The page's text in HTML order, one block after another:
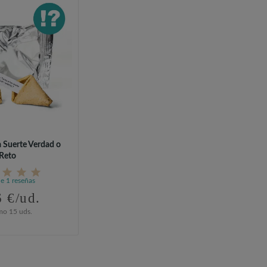
Suerte Verdad o
1 reseñas
€/ud.
15 uds.